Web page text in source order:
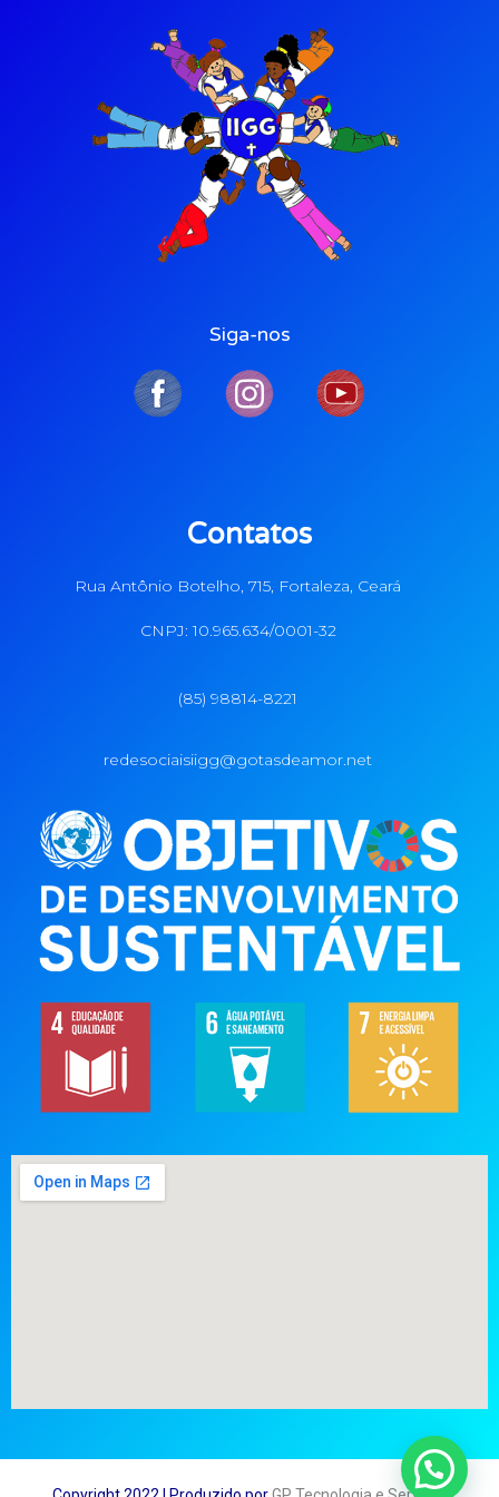
Siga-nos
Contatos
Rua Antônio Botelho, 715, Fortaleza, Ceará
CNPJ: 10.965.634/0001-32
(85) 98814-8221
redesociaisiigg@gotasdeamor.net